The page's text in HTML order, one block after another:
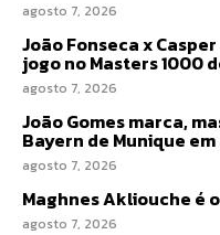
agosto 7, 2026
João Fonseca x
jogo no Masters 1000
agosto 7, 2026
João Gomes marca,
Bayern de Munique
agosto 7, 2026
Maghnes Akliouche é
agosto 7, 2026